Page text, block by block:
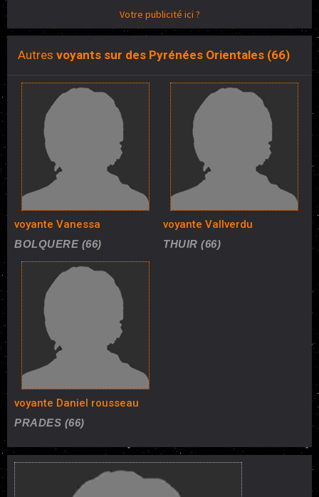
Votre publicité ici ?
Autres voyants sur des Pyrénées Orientales (66)
voyante Vanessa
BOLQUERE (66)
voyante Vallverdu
THUIR (66)
voyante Daniel rousseau
PRADES (66)